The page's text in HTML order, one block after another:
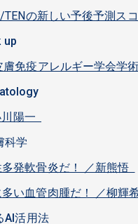
TENの新しい予後予測
up
膚免疫アレルギー学会
陽一
科学
発軟骨炎だ！ ／新熊悟
多い血管肉腫だ！ ／柳輝
AI活用法